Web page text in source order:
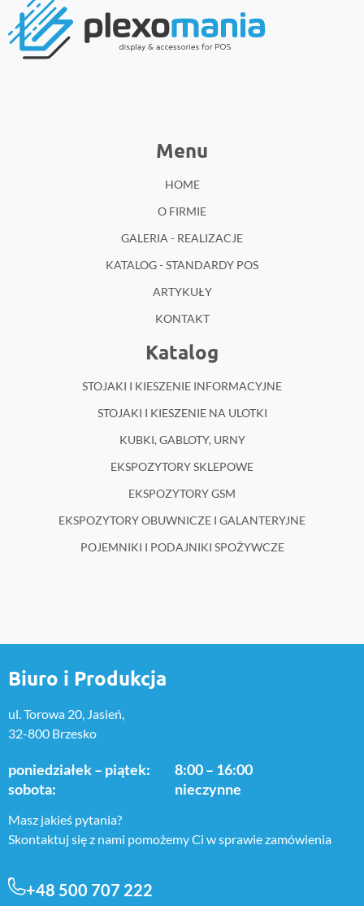
Menu
HOME
O FIRMIE
GALERIA - REALIZACJE
KATALOG - STANDARDY POS
ARTYKUŁY
KONTAKT
Katalog
STOJAKI I KIESZENIE INFORMACYJNE
STOJAKI I KIESZENIE NA ULOTKI
KUBKI, GABLOTY, URNY
EKSPOZYTORY SKLEPOWE
EKSPOZYTORY GSM
EKSPOZYTORY OBUWNICZE I GALANTERYJNE
POJEMNIKI I PODAJNIKI SPOŻYWCZE
Biuro i Produkcja
ul. Torowa 20, Jasień,
32-800 Brzesko
poniedziałek – piątek:
sobota:
8:00 – 16:00
nieczynne
Masz jakieś pytania?
Skontaktuj się z nami pomożemy Ci w sprawie zamówienia
+48 500 707 222